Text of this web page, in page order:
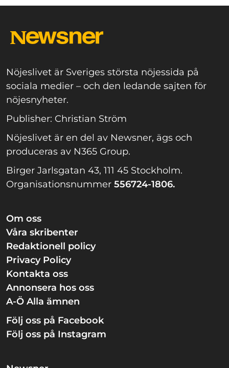
Nöjeslivet är Sveriges största nöjessida på
sociala medier – och den ledande sajten för
nöjesnyheter.
Publisher: Christian Ström
Nöjeslivet är en del av Newsner, ägs och
produceras av N365 Group.
Birger Jarlsgatan 43, 111 45 Stockholm.
Organisationsnummer 556724-1806.
Om oss
Våra skribenter
Redaktionell policy
Privacy Policy
Kontakta oss
Annonsera hos oss
A-Ö Alla ämnen
Följ oss på Facebook
Följ oss på Instagram